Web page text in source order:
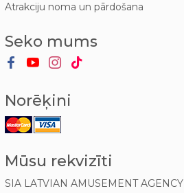
Atrakciju noma un pārdošana
Seko mums
Norēķini
Mūsu rekvizīti
SIA LATVIAN AMUSEMENT AGENCY